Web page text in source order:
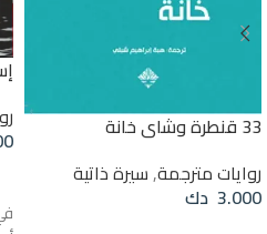
33 قنطرة وشاي خانة
روايات مترجمة,سيرة ذاتية
3.000 دك